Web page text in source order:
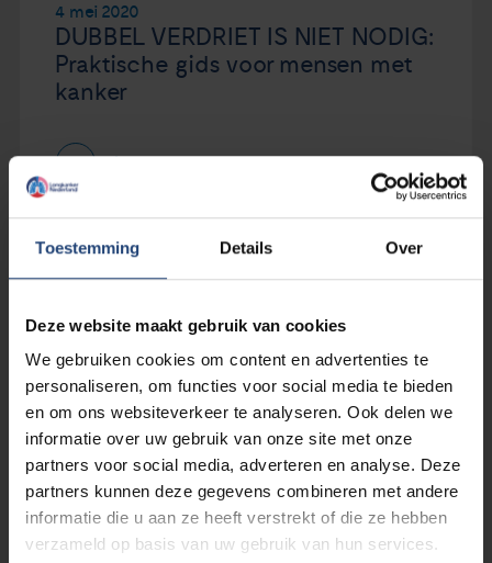
Toestemming Details Over
Deze website maakt gebruik van cookies
We gebruiken cookies om content en advertenties te
personaliseren, om functies voor social media te bieden
en om ons websiteverkeer te analyseren. Ook delen we
informatie over uw gebruik van onze site met onze
partners voor social media, adverteren en analyse. Deze
partners kunnen deze gegevens combineren met andere
informatie die u aan ze heeft verstrekt of die ze hebben
verzameld op basis van uw gebruik van hun services.
4 mei 2020
DUBBEL VERDRIET IS NIET NODIG:
Praktische gids voor mensen met
kanker
Lees verder
Persoonlijke verhalen: Peter Lems
kreeg in november 2018 de
diagnose longkanker
Lees verder